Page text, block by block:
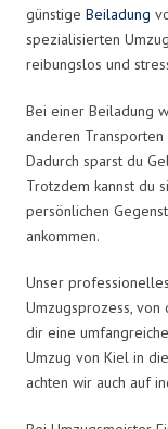
günstige Beiladung
spezialisierten
reibungslos und
Bei einer Beiladung
anderen
Dadurch sparst du
Trotzdem kannst du
persönlichen
ankommen.
Unser
Umzugsprozess, von
dir eine
Umzug von Kiel in
achten wir auch auf